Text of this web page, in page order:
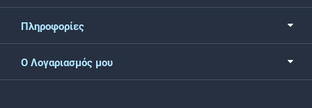
Πληροφορίες
Ο Λογαριασμός μου